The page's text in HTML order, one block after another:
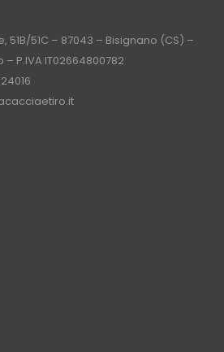
51B/51C – 87043 – Bisignano (CS) –
P.IVA IT02664800782